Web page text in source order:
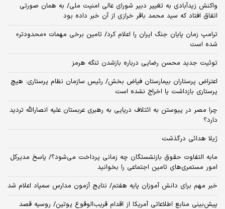
واکنش زیدآبادی به تغییر دبیر شورای عالی امنیت ملی/ به همان صورتی
اتفاق افتاد که سید محمد باقر خرازی از آن خبر داده بود
ترامپ زمان پایان جنگ ایران را اعلام کرد/ تامین برخی مهمات «محدودتر»
شده است
توئیت جدید محسن رضایی درباره بازشدن تنگه هرمز
اعتراض پرستاران بیمارستان فیاض بخش/ رئیس سازمان نظام پرستاری: هیچ
پرستاری بازداشت یا اخراج نشده است
چرا مصر در پیوستن به ائتلاف دریایی به رهبری عربستان علیه انصارالله تردید
دارد؟
ژیلا هدائی درگذشت
مابه التفاوت حقوق بازنشستگان چه زمانی پرداخت می‌شود؟/ پاسخ مدیرکل
امور مستمری‌های تامین اجتماعی را بخوانید
خبر مهم برای دانش آموزان پایه هفتم/ نتایج آزمون مدارس سمپاد اعلام شد
پیش‌بینی منابع اطلاعاتی آمریکا از اقدام قریب‌الوقوع پوتین/ روسیه قصد